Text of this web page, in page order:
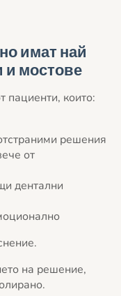
имат най
и мостове
пациенти, които:
решения
от
дентални
на решение,